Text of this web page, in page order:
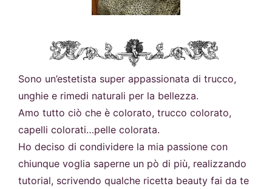
Sono un’estetista super appassionata di trucco,
unghie e rimedi naturali per la bellezza.
Amo tutto ciò che è colorato, trucco colorato,
capelli colorati…pelle colorata.
Ho deciso di condividere la mia passione con
chiunque voglia saperne un pò di più, realizzando
tutorial, scrivendo qualche ricetta beauty fai da te